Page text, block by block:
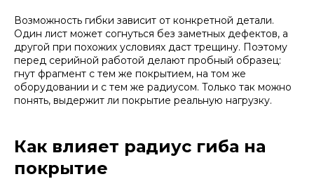
Возможность гибки зависит от конкретной детали.
Один лист может согнуться без заметных дефектов, а
другой при похожих условиях даст трещину. Поэтому
перед серийной работой делают пробный образец:
гнут фрагмент с тем же покрытием, на том же
оборудовании и с тем же радиусом. Только так можно
понять, выдержит ли покрытие реальную нагрузку.
Как влияет радиус гиба на
покрытие